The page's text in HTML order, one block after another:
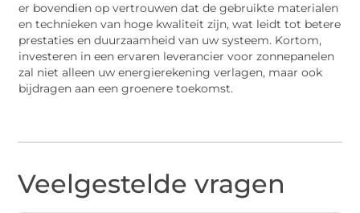
er bovendien op vertrouwen dat de gebruikte materialen
en technieken van hoge kwaliteit zijn, wat leidt tot betere
prestaties en duurzaamheid van uw systeem. Kortom,
investeren in een ervaren leverancier voor zonnepanelen
zal niet alleen uw energierekening verlagen, maar ook
bijdragen aan een groenere toekomst.
Veelgestelde vragen